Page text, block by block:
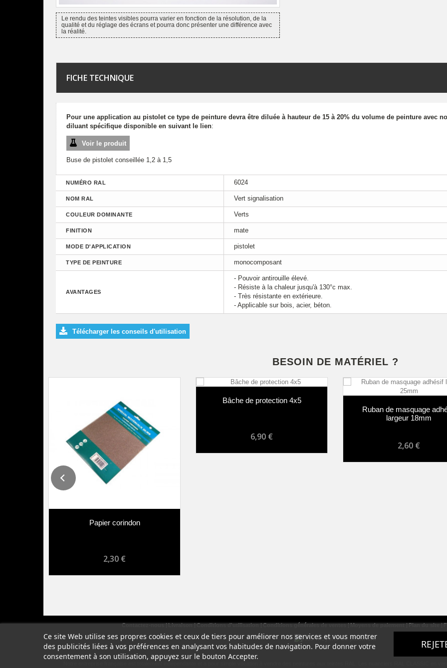
Le rendu des teintes visibles pourra varier en fonction de la résolution, de la
qualité et du réglage des écrans et pourra donc présenter une différence avec
la réalité.
FICHE TECHNIQUE
Pour une application au pistolet ce type de peinture devra être diluée à hauteur de 15 à 20% du volume de peinture avec
diluant spécifique disponible en suivant le lien:
Voir le produit
Buse de pistolet conseillée 1,2 à 1,5
NUMÉRO RAL 6024
NOM RAL Vert signalisation
COULEUR DOMINANTE Verts
FINITION mate
MODE D'APPLICATION pistolet
TYPE DE PEINTURE monocomposant
AVANTAGES
- Pouvoir antirouille élevé.
- Résiste à la chaleur jusqu'à 130°c max.
- Très résistante en extérieure.
- Applicable sur bois, acier, béton.
Télécharger les conseils d'utilisation
BESOIN DE MATÉRIEL ?
Papier corindon
2,30 €
Bâche de protection 4x5
6,90 €
Ruban de masquage
largeur 18mm
2,60 €
Contactez-nous Livraison Conditions d'utilisation Conditions générales de ventes Moyens de paiement Plan du site
Ce site Web utilise ses propres cookies et ceux de tiers pour améliorer nos services et vous montrer
des publicités liées à vos préférences en analysant vos habitudes de navigation. Pour donner votre
consentement à son utilisation, appuyez sur le bouton Accepter.